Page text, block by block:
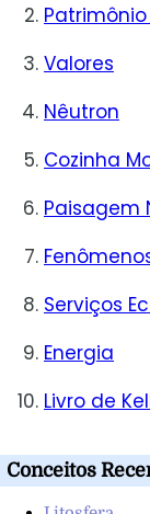
Valores
Nêutron
Cozinha
Paisagem
Serviços
Energia
Livro de
Conceitos